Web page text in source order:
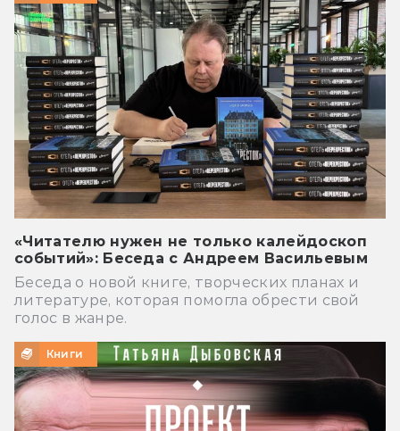
«Читателю нужен не только калейдоскоп
событий»: Беседа с Андреем Васильевым
Беседа о новой книге, творческих планах и
литературе, которая помогла обрести свой
голос в жанре.
Книги